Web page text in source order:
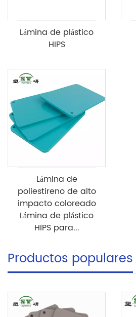
Lámina de plástico
HIPS
Lámina de
poliestireno de alto
impacto coloreado
Lámina de plástico
HIPS para...
Productos populares